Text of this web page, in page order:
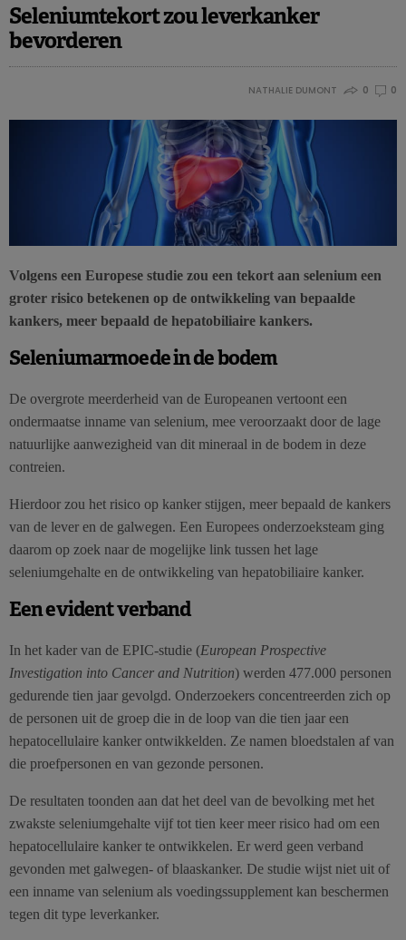
Seleniumtekort zou leverkanker
bevorderen
NATHALIE DUMONT 0 0
Volgens een Europese studie zou een tekort aan selenium een
groter risico betekenen op de ontwikkeling van bepaalde
kankers, meer bepaald de hepatobiliaire kankers.
Seleniumarmoede in de bodem
De overgrote meerderheid van de Europeanen vertoont een
ondermaatse inname van selenium, mee veroorzaakt door de lage
natuurlijke aanwezigheid van dit mineraal in de bodem in deze
contreien.
Hierdoor zou het risico op kanker stijgen, meer bepaald de kankers
van de lever en de galwegen. Een Europees onderzoeksteam ging
daarom op zoek naar de mogelijke link tussen het lage
seleniumgehalte en de ontwikkeling van hepatobiliaire kanker.
Een evident verband
In het kader van de EPIC-studie (European Prospective
Investigation into Cancer and Nutrition) werden 477.000 personen
gedurende tien jaar gevolgd. Onderzoekers concentreerden zich op
de personen uit de groep die in de loop van die tien jaar een
hepatocellulaire kanker ontwikkelden. Ze namen bloedstalen af van
die proefpersonen en van gezonde personen.
De resultaten toonden aan dat het deel van de bevolking met het
zwakste seleniumgehalte vijf tot tien keer meer risico had om een
hepatocellulaire kanker te ontwikkelen. Er werd geen verband
gevonden met galwegen- of blaaskanker. De studie wijst niet uit of
een inname van selenium als voedingssupplement kan beschermen
tegen dit type leverkanker.